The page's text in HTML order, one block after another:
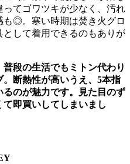
てゴワツキが少なく、汚れ
も◎。寒い時期は焚き火グロ
して着用できるのもありが
普段の生活でもミトン代わり
断熱性が高いうえ、5本指
のが魅力です。見た目のず
即買いしてしまいまし